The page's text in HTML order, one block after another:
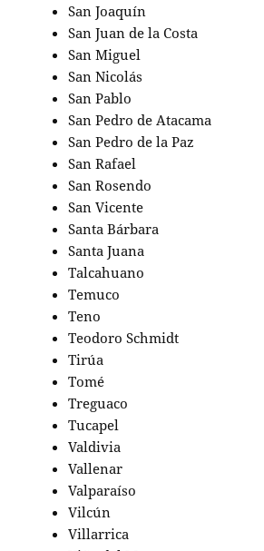
San Joaquín
San Juan de la Costa
San Miguel
San Nicolás
San Pablo
San Pedro de Atacama
San Pedro de la Paz
San Rafael
San Rosendo
San Vicente
Santa Bárbara
Santa Juana
Talcahuano
Temuco
Teno
Teodoro Schmidt
Tirúa
Tomé
Treguaco
Tucapel
Valdivia
Vallenar
Valparaíso
Vilcún
Villarrica